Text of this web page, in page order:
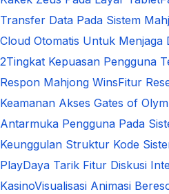
Transfer Data Pada Sistem
Cloud Otomatis Untuk Menjaga
2Tingkat Kepuasan Pengguna
Respon Mahjong WinsFitur
Keamanan Akses Gates of
Antarmuka Pengguna Pada
Keunggulan Struktur Kode
PlayDaya Tarik Fitur Diskusi
KasinoVisualisasi Animasi